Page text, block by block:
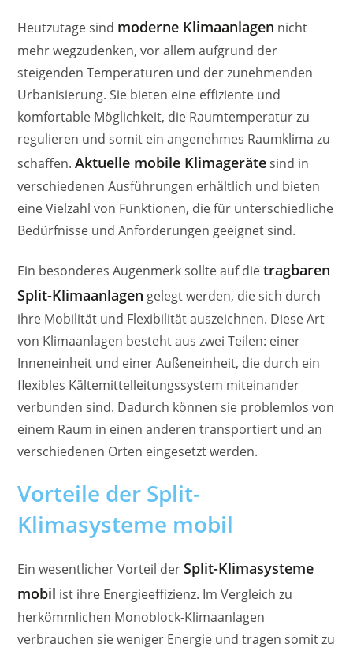
Heutzutage sind moderne Klimaanlagen nicht
mehr wegzudenken, vor allem aufgrund der
steigenden Temperaturen und der zunehmenden
Urbanisierung. Sie bieten eine effiziente und
komfortable Möglichkeit, die Raumtemperatur zu
regulieren und somit ein angenehmes Raumklima zu
schaffen.Aktuelle mobile Klimagerätesind in
verschiedenen Ausführungen erhältlich und bieten
eine Vielzahl von Funktionen, die für unterschiedliche
Bedürfnisse und Anforderungen geeignet sind.
Ein besonderes Augenmerk sollte auf dietragbaren
Split-Klimaanlagen gelegt werden, die sich durch
ihre Mobilität und Flexibilität auszeichnen. Diese Art
von Klimaanlagen besteht aus zwei Teilen: einer
Inneneinheit und einer Außeneinheit, die durch ein
flexibles Kältemittelleitungssystem miteinander
verbunden sind. Dadurch können sie problemlos von
einem Raum in einen anderen transportiert und an
verschiedenen Orten eingesetzt werden.
Vorteile der Split-
Klimasysteme mobil
Ein wesentlicher Vorteil derSplit-Klimasysteme
mobil ist ihre Energieeffizienz. Im Vergleich zu
herkömmlichen Monoblock-Klimaanlagen
verbrauchen sie weniger Energie und tragen somit zu